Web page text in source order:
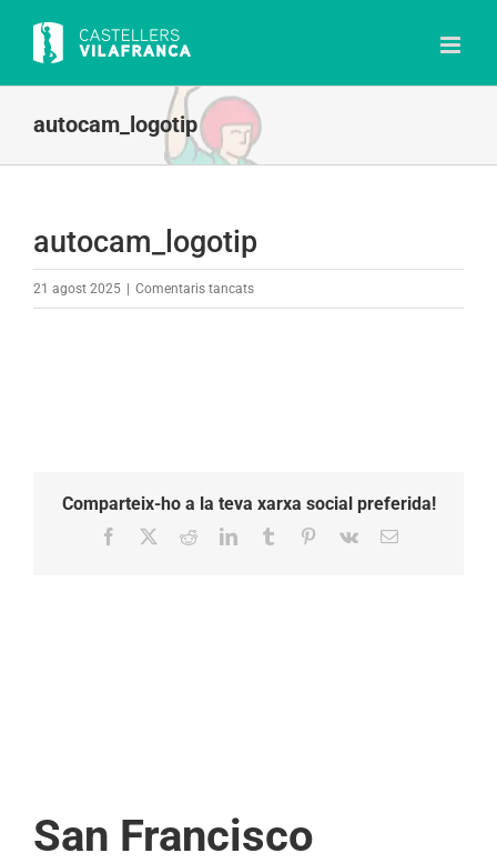
content
autocam_logotip
autocam_logotip
21 agost 2025 Comentaris tancatsa
Comparteix-ho a la teva xarxa social preferida!
Facebook RedditLinkedInTumblr Pinterest
Vk Email:
San Francisco